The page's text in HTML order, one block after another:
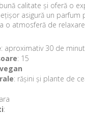
calitate și oferă o
asigură un parfum
o atmosferă de
: aproximativ 30 de
: 15
: rășini și plante de
: